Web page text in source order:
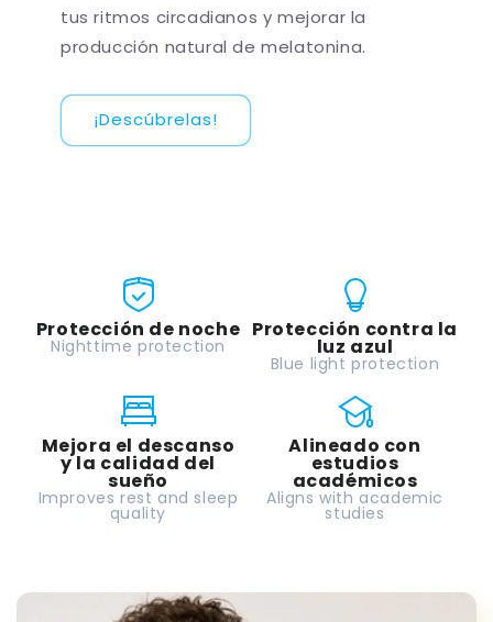
tus ritmos circadianos y mejorar la
producción natural de melatonina.
¡Descúbrelas!
Protección de noche
Nighttime protection
Protección contra la
luz azul
Blue light protection
Mejora el descanso
y la calidad del
sueño
Improves rest and sleep
quality
Alineado con
estudios
académicos
Aligns with academic
studies